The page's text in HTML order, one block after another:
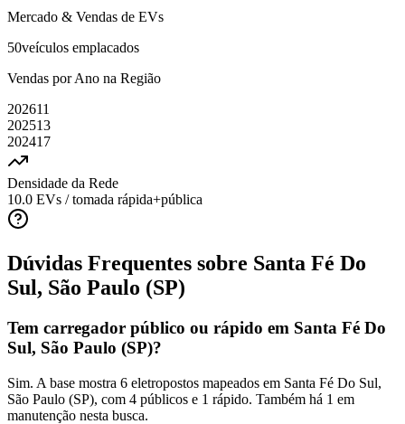
Mercado & Vendas de EVs
50veículos emplacados
Vendas por Ano na Região
202611
202513
202417
Densidade da Rede
10.0 EVs / tomada rápida+pública
Dúvidas Frequentes sobre Santa Fé Do
Sul, São Paulo (SP)
Tem carregador público ou rápido em Santa Fé Do
Sul, São Paulo (SP)?
Sim. A base mostra 6 eletropostos mapeados em Santa Fé Do Sul,
São Paulo (SP), com 4 públicos e 1 rápido. Também há 1 em
manutenção nesta busca.